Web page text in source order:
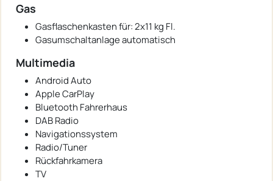
Gas
Gasflaschenkasten für: 2x11 kg Fl.
Gasumschaltanlage automatisch
Multimedia
Android Auto
Apple CarPlay
Bluetooth Fahrerhaus
DAB Radio
Navigationssystem
Radio/Tuner
Rückfahrkamera
TV